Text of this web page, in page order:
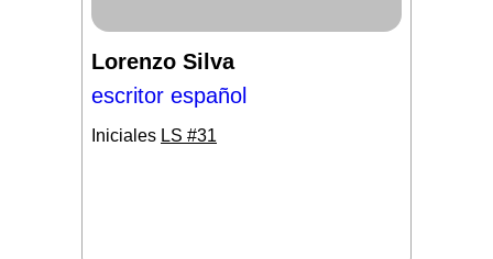
Lorenzo Silva
escritor español
Iniciales LS #31